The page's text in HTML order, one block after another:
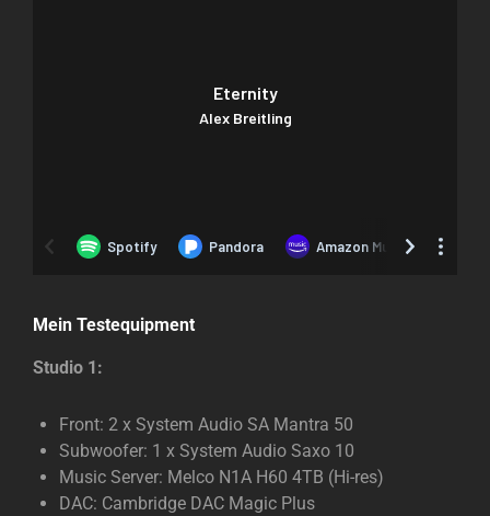
Mein Testequipment
Studio 1:
Front: 2 x System Audio SA Mantra 50
Subwoofer: 1 x System Audio Saxo 10
Music Server: Melco N1A H60 4TB (Hi-res)
DAC: Cambridge DAC Magic Plus